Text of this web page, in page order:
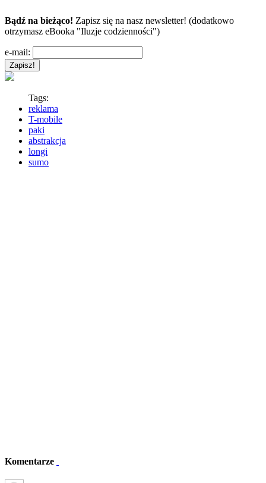
Bądź na bieżąco! Zapisz się na nasz newsletter! (dodatkowo
otrzymasz eBooka "Iluzje codzienności")
e-mail:
Tags:
reklama
T-mobile
paki
abstrakcja
longi
sumo
Komentarze